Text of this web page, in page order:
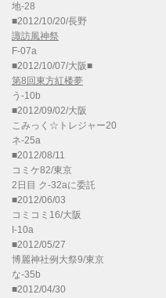
地-28
■2012/10/20/長野
諏訪風神祭
F-07a
■2012/10/07/大阪■
第8回東方紅楼夢
う-10b
■2012/09/02/大阪
こみっく☆トレジャー20
ネ-25a
■2012/08/11
コミケ82/東京
2日目 ク-32aに委託
■2012/06/03
コミコミ16/大阪
I-10a
■2012/05/27
博麗神社例大祭9/東京
な-35b
■2012/04/30